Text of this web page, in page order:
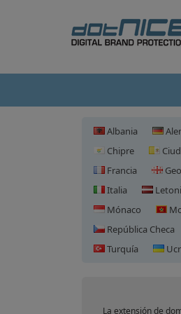
Albania
Chipre
Francia
Italia
Mónaco
República Checa
Turquía
La extensión de